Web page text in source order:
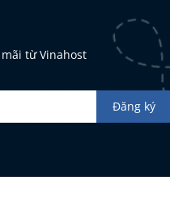
từ Vinahost